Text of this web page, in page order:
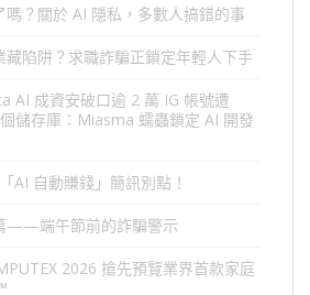
？關於 AI 隱私，多數人搞錯的事
陷阱？求職詐騙正鎖定年輕人下手
AI 成資安破口逾 2 萬 IG 帳號遭
儲存庫：Miasma 蠕蟲鎖定 AI 開發
AI 自動賺錢」簡訊別點！
——端午節前的詐騙警示
2026 搶先預覽業界首款家庭